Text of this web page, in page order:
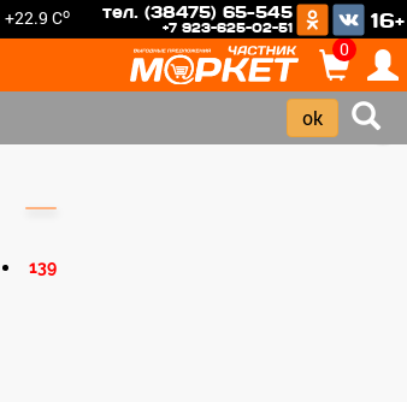
+22.9 Co тел. (38475) 65-545
+7 923-625-02-51 16+
0
139
›